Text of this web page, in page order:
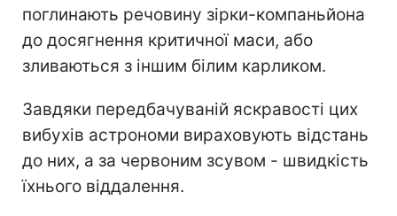
поглинають речовину зірки-компаньйона
до досягнення критичної маси, або
зливаються з іншим білим карликом.
Завдяки передбачуваній яскравості цих
вибухів астрономи вираховують відстань
до них, а за червоним зсувом - швидкість
їхнього віддалення.